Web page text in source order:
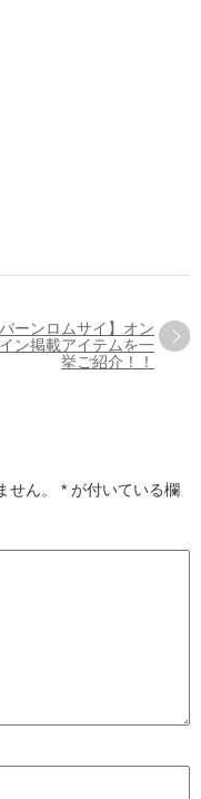
バーンロムサイ】オン
ン掲載アイテムを一
挙ご紹介！！
ん。
* が付いている欄